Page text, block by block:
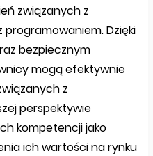
związanych z
Dzięki
bezpiecznym
mogą efektywnie
z
perspektywie
kompetencji jako
ich wartości na rynku